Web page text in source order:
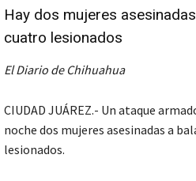
Hay dos mujeres
cuatro lesionados
El Diario de Chihuahua
CIUDAD JUÁREZ.- Un ataque
noche dos mujeres asesinadas a
lesionados.